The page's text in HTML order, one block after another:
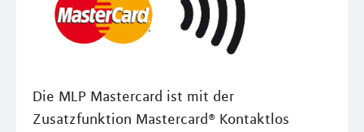
Die MLP Mastercard ist mit der
Zusatzfunktion Mastercard® Kontaktlos